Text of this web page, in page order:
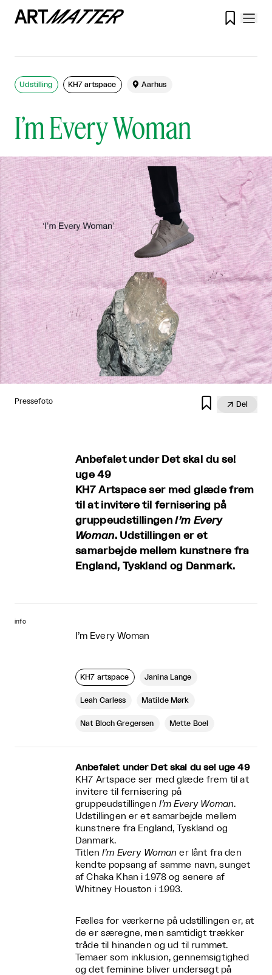

I’m Every Woman
Udstilling KH7 artspace  Aarhus
Pressefoto   Del
Anbefalet under Det skal du se!
uge 49
KH7 Artspace ser med glæde frem
til at invitere til fernisering på
gruppeudstillingenI’m Every
Woman. Udstillingen er et
samarbejde mellem kunstnere fra
England, Tyskland og Danmark.
info
I’m Every Woman
KH7 artspace Janina Lange
Leah Carless Matilde Mørk
Nat Bloch Gregersen Mette Boel
Anbefalet under Det skal du se! uge 49
KH7 Artspace ser med glæde frem til at
invitere til fernisering på
gruppeudstillingen I’m Every Woman.
Udstillingen er et samarbejde mellem
kunstnere fra England, Tyskland og
Danmark.
TitlenI’m Every Woman er lånt fra den
kendte popsang af samme navn, sunget
af Chaka Khan i 1978 og senere af
Whitney Houston i 1993.
Fælles for værkerne på udstillingen er, at
de er særegne, men samtidigt trækker
tråde til hinanden og ud til rummet.
Temaer som inklusion, gennemsigtighed
og det feminine bliver undersøgt på